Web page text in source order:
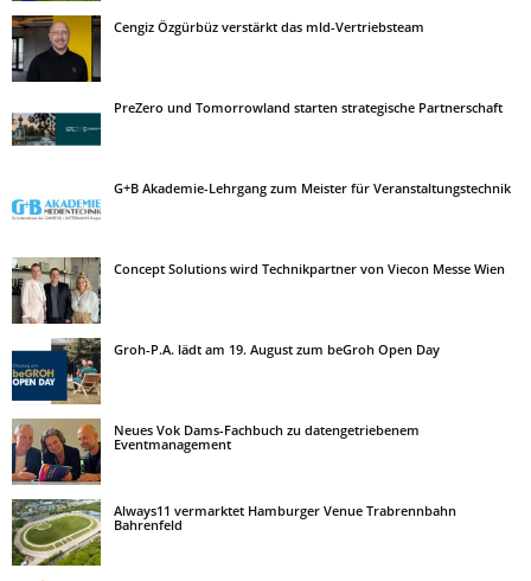
Cengiz Özgürbüz verstärkt das mld-Vertriebsteam
PreZero und Tomorrowland starten strategische Partnerschaft
G+B Akademie-Lehrgang zum Meister für Veranstaltungstechnik
Concept Solutions wird Technikpartner von Viecon Messe Wien
Groh-P.A. lädt am 19. August zum beGroh Open Day
Neues Vok Dams-Fachbuch zu datengetriebenem
Eventmanagement
Always11 vermarktet Hamburger Venue Trabrennbahn
Bahrenfeld